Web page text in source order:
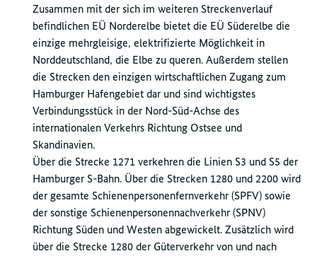
Zusammen mit der sich im weiteren Streckenverlauf
befindlichen EÜ Norderelbe bietet die EÜ Süderelbe die
einzige mehrgleisige, elektrifizierte Möglichkeit in
Norddeutschland, die Elbe zu queren. Außerdem stellen
die Strecken den einzigen wirtschaftlichen Zugang zum
Hamburger Hafengebiet dar und sind wichtigstes
Verbindungsstück in der Nord-Süd-Achse des
internationalen Verkehrs Richtung Ostsee und
Skandinavien.
Über die Strecke 1271 verkehren die Linien S3 und S5 der
Hamburger S-Bahn. Über die Strecken 1280 und 2200 wird
der gesamte Schienenpersonenfernverkehr (SPFV) sowie
der sonstige Schienenpersonennachverkehr (SPNV)
Richtung Süden und Westen abgewickelt. Zusätzlich wird
über die Strecke 1280 der Güterverkehr von und nach